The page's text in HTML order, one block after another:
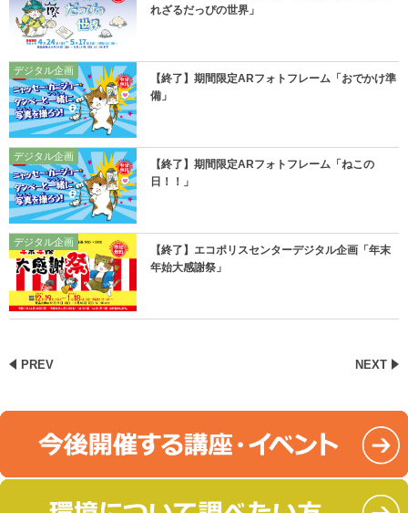
れざるだっぴの世界」
デジタル企画
【終了】期間限定ARフォトフレーム「おでかけ準
備」
デジタル企画
【終了】期間限定ARフォトフレーム「ねこの
日！！」
デジタル企画
【終了】エコポリスセンターデジタル企画「年末
年始大感謝祭」
PREV NEXT